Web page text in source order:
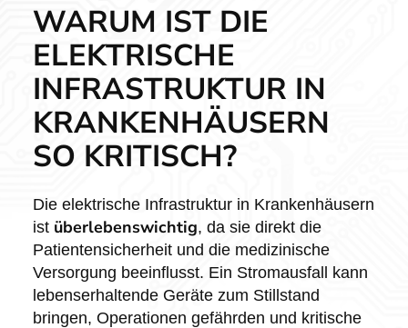
WARUM IST DIE
ELEKTRISCHE
INFRASTRUKTUR IN
KRANKENHÄUSERN
SO KRITISCH?
Die elektrische Infrastruktur in Krankenhäusern
ist überlebenswichtig, da sie direkt die
Patientensicherheit und die medizinische
Versorgung beeinflusst. Ein Stromausfall kann
lebenserhaltende Geräte zum Stillstand
bringen, Operationen gefährden und kritische